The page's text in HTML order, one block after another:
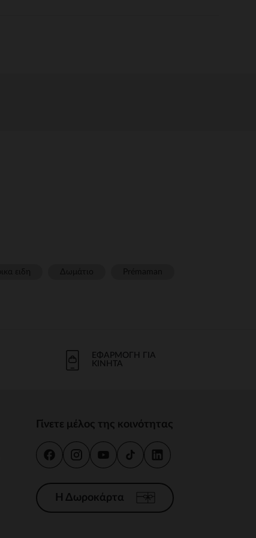
ΕΦΑΡΜΟΓΉ ΓΙΑ
ΚΙΝΗΤΆ
Γίνετε μέλος της κοινότητας
Η Δωροκάρτα